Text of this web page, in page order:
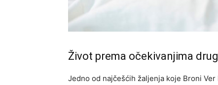
Život prema očekivanjima
Jedno od najčešćih žaljenja koje Broni